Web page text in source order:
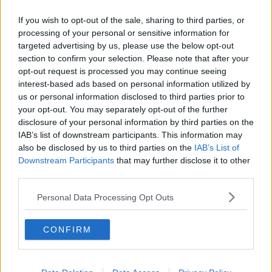
If you wish to opt-out of the sale, sharing to third parties, or
processing of your personal or sensitive information for
targeted advertising by us, please use the below opt-out
section to confirm your selection. Please note that after your
opt-out request is processed you may continue seeing
interest-based ads based on personal information utilized by
us or personal information disclosed to third parties prior to
your opt-out. You may separately opt-out of the further
disclosure of your personal information by third parties on the
IAB’s list of downstream participants. This information may
also be disclosed by us to third parties on the IAB’s List of
Downstream Participants that may further disclose it to other
Personal Data Processing Opt Outs
CONFIRM
einordnet. Darüber hinaus schreibt er aktuelle Berichte
und Hintergrundtexte rund um Teams, Fahrer und den
Rennkalender.
Seine journalistische Laufbahn begann Theo als
Praktikant und später als Werkstudent beim Online-
Gaming-Magazin EarlyGame. Aktuell studiert er
Ressortjournalismus an einer Hochschule. Theo arbeitet
aus München und ist in seiner redaktionellen Arbeit eng
mit den Kolleginnen und Kollegen der
Schwesterplattformen vernetzt, darunter Nicolas Gayer
und Oliver Ried. In seiner Berichterstattung legt er Wert
auf sorgfältige Quellenprüfung, klare Einordnung und die
zeitnahe Aktualisierung von Inhalten, sobald neue,
Beiträge des Autors ansehen